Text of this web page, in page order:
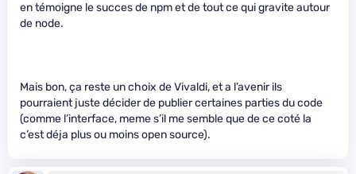
en témoigne le succes de npm et de tout ce qui gravite autour
de node.
Mais bon, ça reste un choix de Vivaldi, et a l’avenir ils
pourraient juste décider de publier certaines parties du code
(comme l’interface, meme s’il me semble que de ce coté la
c’est déja plus ou moins open source).